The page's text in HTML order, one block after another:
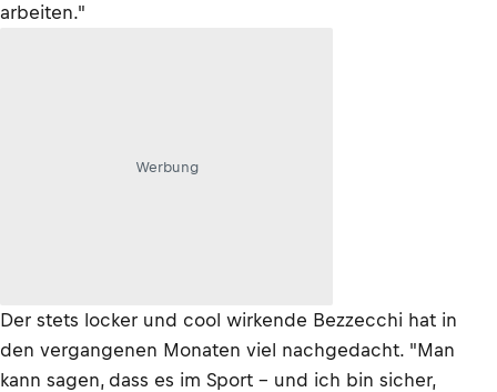
arbeiten."
Werbung
Der stets locker und cool wirkende Bezzecchi hat in
den vergangenen Monaten viel nachgedacht. "Man
kann sagen, dass es im Sport – und ich bin sicher,